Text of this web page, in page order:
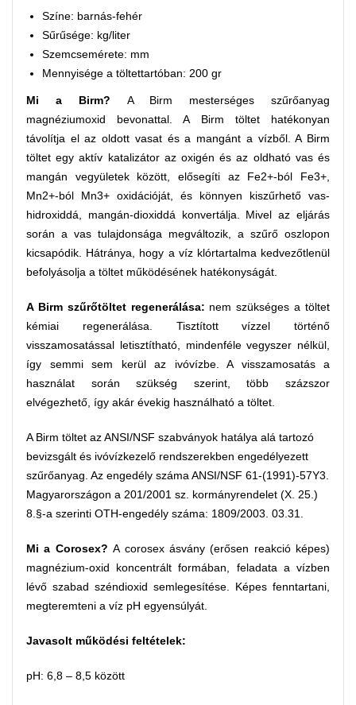
Színe: barnás-fehér
Sűrűsége: kg/liter
Szemcsemérete: mm
Mennyisége a töltettartóban: 200 gr
Mi a Birm? A Birm mesterséges szűrőanyag
magnéziumoxid bevonattal. A Birm töltet hatékonyan
távolítja el az oldott vasat és a mangánt a vízből. A Birm
töltet egy aktív katalizátor az oxigén és az oldható vas és
mangán vegyületek között, elősegíti az Fe2+-ból Fe3+,
Mn2+-ból Mn3+ oxidációját, és könnyen kiszűrhető vas-
hidroxiddá, mangán-dioxiddá konvertálja. Mivel az eljárás
során a vas tulajdonsága megváltozik, a szűrő oszlopon
kicsapódik. Hátránya, hogy a víz klórtartalma kedvezőtlenül
befolyásolja a töltet működésének hatékonyságát.
A Birm szűrőtöltet regenerálása: nem szükséges a töltet
kémiai regenerálása. Tisztított vízzel történő
visszamosatással letisztítható, mindenféle vegyszer nélkül,
így semmi sem kerül az ivóvízbe. A visszamosatás a
használat során szükség szerint, több százszor
elvégezhető, így akár évekig használható a töltet.
A Birm töltet az ANSI/NSF szabványok hatálya alá tartozó
bevizsgált és ivóvízkezelő rendszerekben engedélyezett
szűrőanyag. Az engedély száma ANSI/NSF 61-(1991)-57Y3.
Magyarországon a 201/2001 sz. kormányrendelet (X. 25.)
8.§-a szerinti OTH-engedély száma: 1809/2003. 03.31.
Mi a Corosex? A corosex ásvány (erősen reakció képes)
magnézium-oxid koncentrált formában, feladata a vízben
lévő szabad széndioxid semlegesítése. Képes fenntartani,
megteremteni a víz pH egyensúlyát.
Javasolt működési feltételek:
pH: 6,8 – 8,5 között